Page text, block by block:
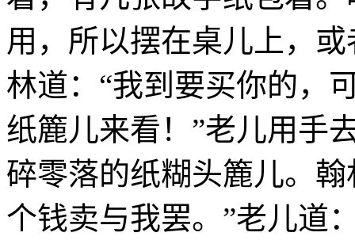
用，所以摆在桌儿上，
林道：“我到要买你的，
纸簏儿来看！”老儿用手
碎零落的纸糊头簏儿。
个钱卖与我罢。”老儿道